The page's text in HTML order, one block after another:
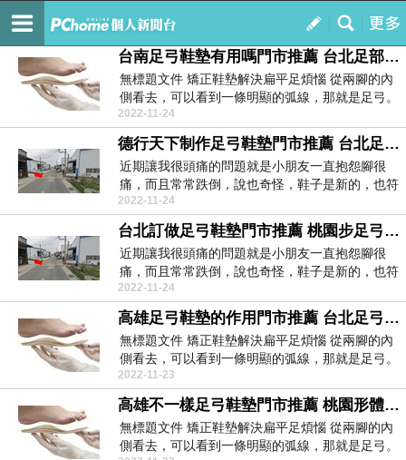
我的
訂閱
f7gtmy6p
台南足弓鞋墊有用嗎門市推薦 台北足部足弓鞋墊門市推薦 足底筋膜炎是不是對稱的54390
無標題文件 矯正鞋墊解決扁平足煩惱 從兩腳的內
側看去，可以看到一條明顯的弧線，那就是足弓。
足...
2022-11-24
德行天下制作足弓鞋墊門市推薦 台北足弓鞋墊品牌門市推薦 足底筋膜炎可以打沖擊波嗎10465
近期讓我很頭痛的問題就是小朋友一直抱怨腳很
痛，而且常常跌倒，說也奇怪，鞋子是新的，也符
合他的尺寸，但...
2022-11-24
台北訂做足弓鞋墊門市推薦 桃園步足弓鞋墊門市推薦 足底筋膜炎多長時間可以恢覆42097
近期讓我很頭痛的問題就是小朋友一直抱怨腳很
痛，而且常常跌倒，說也奇怪，鞋子是新的，也符
合他的尺寸，但...
2022-11-24
高雄足弓鞋墊的作用門市推薦 台北足弓鞋墊定制門市推薦 足底腳跟筋膜炎最快治療28944
無標題文件 矯正鞋墊解決扁平足煩惱 從兩腳的內
側看去，可以看到一條明顯的弧線，那就是足弓。
足...
2022-11-23
高雄不一樣足弓鞋墊門市推薦 桃園形體足弓鞋墊門市推薦 足底筋膜炎如何穿鞋61633
無標題文件 矯正鞋墊解決扁平足煩惱 從兩腳的內
側看去，可以看到一條明顯的弧線，那就是足弓。